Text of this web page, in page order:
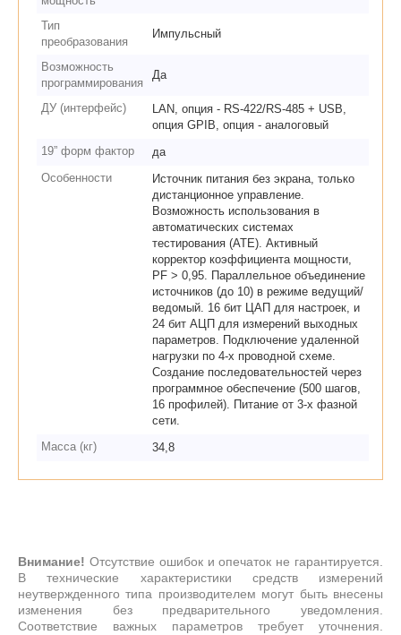
Тип
преобразования
Импульсный
Возможность
программирования
Да
ДУ (интерфейс)
LAN, опция - RS-422/RS-485 + USB,
опция GPIB, опция - аналоговый
19” форм фактор
да
Особенности
Источник питания без экрана, только
дистанционное управление.
Возможность использования в
автоматических системах
тестирования (ATE). Активный
корректор коэффициента мощности,
PF > 0,95. Параллельное объединение
источников (до 10) в режиме ведущий/
ведомый. 16 бит ЦАП для настроек, и
24 бит АЦП для измерений выходных
параметров. Подключение удаленной
нагрузки по 4-х проводной схеме.
Создание последовательностей через
программное обеспечение (500 шагов,
16 профилей). Питание от 3-х фазной
сети.
Масса (кг)
34,8
Внимание! Отсутствие ошибок и опечаток не гарантируется.
В технические характеристики средств измерений
неутвержденного типа производителем могут быть внесены
изменения без предварительного уведомления.
Соответствие важных параметров требует уточнения.